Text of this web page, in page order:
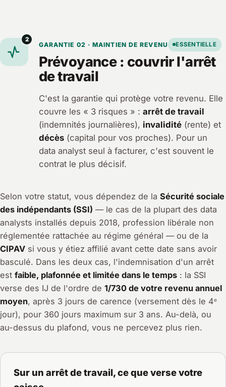
2
GARANTIE 02 · MAINTIEN DE REVENU ESSENTIELLE
Prévoyance : couvrir l'arrêt
de travail
C'est la garantie qui protège votre revenu. Elle
couvre les « 3 risques » : arrêt de travail
(indemnités journalières), invalidité(rente) et
décès(capital pour vos proches). Pour un
data analyst seul à facturer, c'est souvent le
contrat le plus décisif.
Selon votre statut, vous dépendez de la Sécurité sociale
des indépendants (SSI) — le cas de la plupart des data
analysts installés depuis 2018, profession libérale non
réglementée rattachée au régime général — ou de la
CIPAV si vous y étiez affilié avant cette date sans avoir
basculé. Dans les deux cas, l'indemnisation d'un arrêt
est faible, plafonnée et limitée dans le temps : la SSI
verse des IJ de l'ordre de 1/730 de votre revenu annuel
moyen, après 3 jours de carence (versement dès le 4ᵉ
jour), pour 360 jours maximum sur 3 ans. Au-delà, ou
au-dessus du plafond, vous ne percevez plus rien.
Sur un arrêt de travail, ce que verse votre